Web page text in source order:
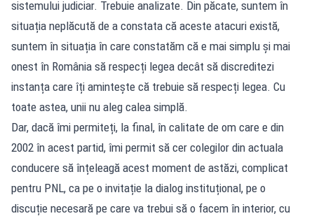
sistemului judiciar. Trebuie analizate. Din păcate, suntem în
situația neplăcută de a constata că aceste atacuri există,
suntem în situația în care constatăm că e mai simplu și mai
onest în România să respecți legea decât să discreditezi
instanța care îți amintește că trebuie să respecți legea. Cu
toate astea, unii nu aleg calea simplă.
Dar, dacă îmi permiteți, la final, în calitate de om care e din
2002 în acest partid, îmi permit să cer colegilor din actuala
conducere să înțeleagă acest moment de astăzi, complicat
pentru PNL, ca pe o invitație la dialog instituțional, pe o
discuție necesară pe care va trebui să o facem în interior, cu